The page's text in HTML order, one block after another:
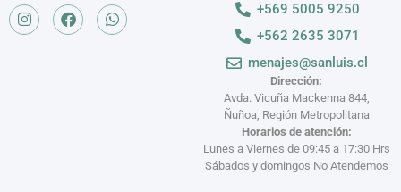
Dirección:
Avda. Vicuña Mackenna 844,
Ñuñoa, Región Metropolitana
Horarios de atención:
Lunes a Viernes de 09:45 a 17:30 Hrs
Sábados y domingos No Atendemos
+569 5005 9250
+562 2635 3071
menajes@sanluis.cl